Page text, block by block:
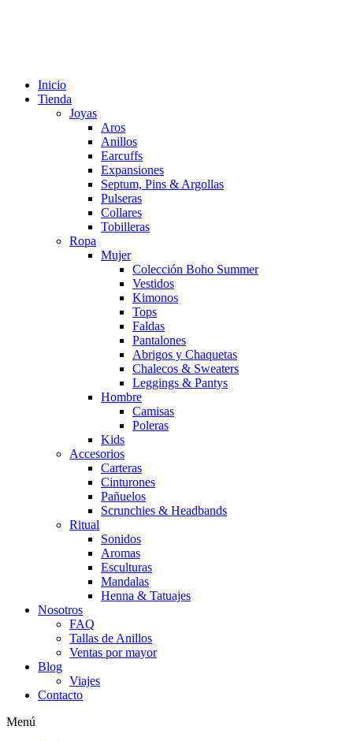
Inicio
Tienda
Joyas
Aros
Anillos
Earcuffs
Expansiones
Septum, Pins & Argollas
Pulseras
Collares
Tobilleras
Ropa
Mujer
Colección Boho Summer
Vestidos
Kimonos
Tops
Faldas
Pantalones
Abrigos y Chaquetas
Chalecos & Sweaters
Leggings & Pantys
Hombre
Camisas
Poleras
Kids
Accesorios
Carteras
Cinturones
Pañuelos
Scrunchies & Headbands
Ritual
Sonidos
Aromas
Esculturas
Mandalas
Henna & Tatuajes
Nosotros
FAQ
Tallas de Anillos
Ventas por mayor
Blog
Viajes
Contacto
Menú